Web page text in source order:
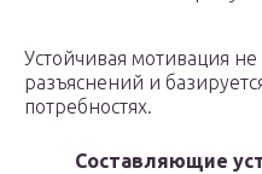
Устойчивая мотивация
разъяснений и
потребностях.
Составляющие